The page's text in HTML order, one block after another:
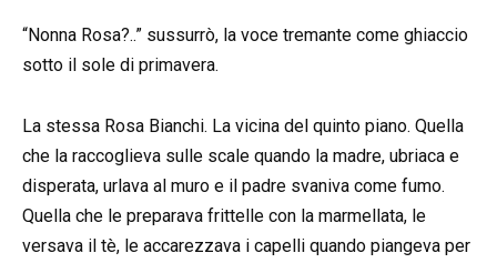
“Nonna Rosa?..” sussurrò, la voce tremante come ghiaccio
sotto il sole di primavera.
La stessa Rosa Bianchi. La vicina del quinto piano. Quella
che la raccoglieva sulle scale quando la madre, ubriaca e
disperata, urlava al muro e il padre svaniva come fumo.
Quella che le preparava frittelle con la marmellata, le
versava il tè, le accarezzava i capelli quando piangeva per